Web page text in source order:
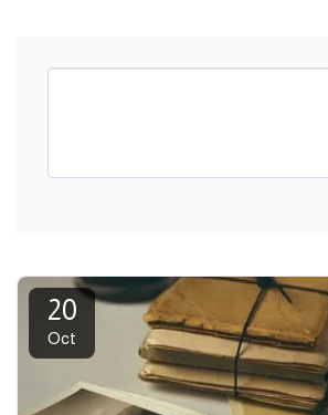
20
Oct